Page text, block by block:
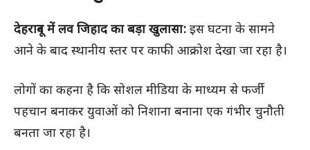
देहरादून में लव जिहाद का बड़ा खुलासा: इस घटना के सामने
आने के बाद स्थानीय स्तर पर काफी आक्रोश देखा जा रहा है।
लोगों का कहना है कि सोशल मीडिया के माध्यम से फर्जी
पहचान बनाकर युवाओं को निशाना बनाना एक गंभीर चुनौती
बनता जा रहा है।